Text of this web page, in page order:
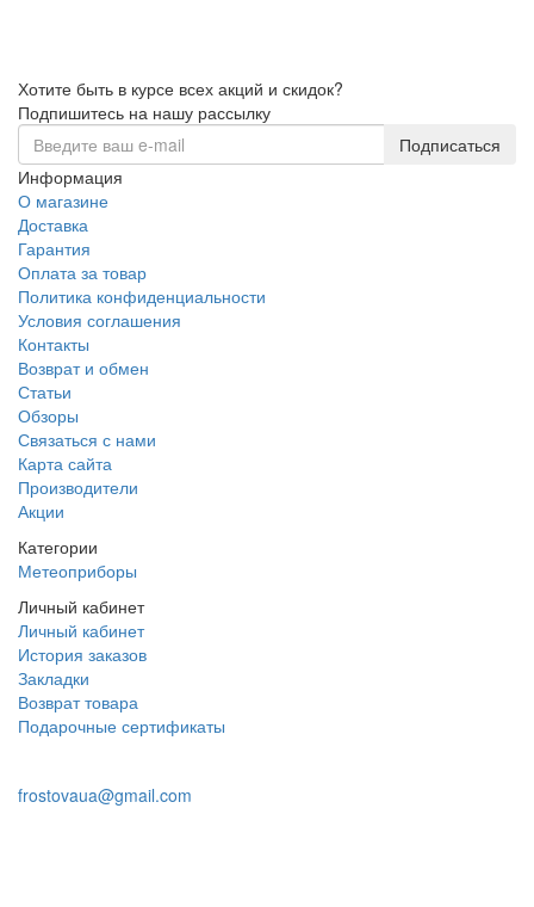
Хотите быть в курсе всех акций и скидок?
Подпишитесь на нашу рассылку
Подписаться
Информация
О магазине
Доставка
Гарантия
Оплата за товар
Политика конфиденциальности
Условия соглашения
Контакты
Возврат и обмен
Статьи
Обзоры
Связаться с нами
Карта сайта
Производители
Акции
Категории
Метеоприборы
Личный кабинет
Личный кабинет
История заказов
Закладки
Возврат товара
Подарочные сертификаты
frostovaua@gmail.com